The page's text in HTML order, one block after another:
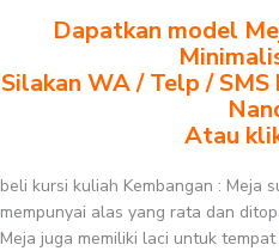
Dapatkan model
Silakan WA / Telp /
Atau
beli kursi kuliah Kembangan : Meja
mempunyai alas yang rata dan
Meja juga memiliki laci untuk